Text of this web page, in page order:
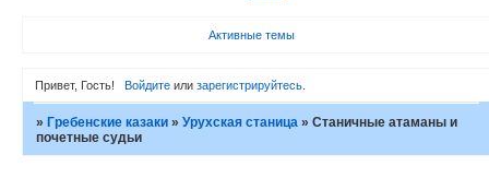
Активные темы
Привет, Гость! Войдитеили зарегистрируйтесь.
»Гребенские казаки »Урухская станица »Станичные атаманы и
почетные судьи